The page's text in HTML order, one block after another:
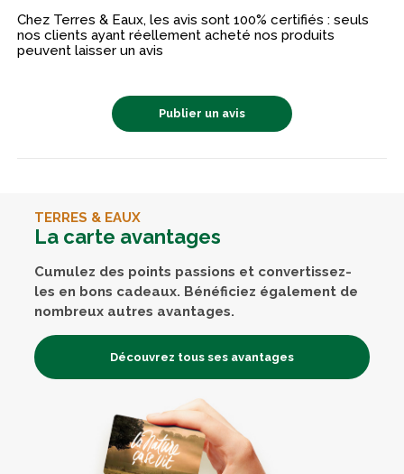
Chez Terres & Eaux, les avis sont 100% certifiés : seuls
nos clients ayant réellement acheté nos produits
peuvent laisser un avis
Publier un avis
TERRES & EAUX
La carte avantages
Cumulez des points passions et convertissez-
les en bons cadeaux. Bénéficiez également de
nombreux autres avantages.
Découvrez tous ses avantages